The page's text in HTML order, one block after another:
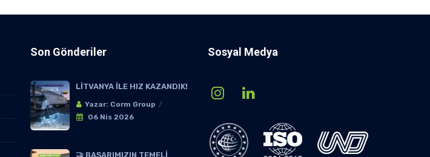
Son Gönderiler
LİTVANYA İLE HIZ KAZANDIK!
Yazar: Corm Group
06 Nis 2026
🤝 BAŞARIMIZIN TEMELİ
Sosyal Medya